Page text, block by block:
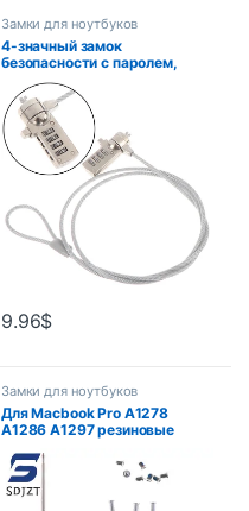
Замки для ноутбуков
4-значный замок
безопасности с паролем,
замок для компьютера, цепь
с защитой от кражи для
ноутбука, ПК, ноутбука,
комбинированная цепь с
замком
9.96$
Замки для ноутбуков
Для Macbook Pro A1278
A1286 A1297 резиновые